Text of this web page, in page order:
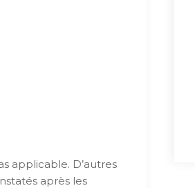
applicable. D’autres
après les